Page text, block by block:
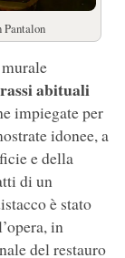
Pantalon
abituali
impiegate per
idonee, a
e della
di un
è stato
in
del restauro